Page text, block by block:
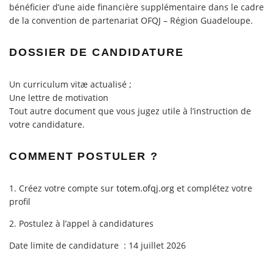
bénéficier d’une aide financière supplémentaire dans le cadre
de la convention de partenariat OFQJ – Région Guadeloupe.
DOSSIER DE CANDIDATURE
Un curriculum vitæ actualisé ;
Une lettre de motivation
Tout autre document que vous jugez utile à l’instruction de
votre candidature.
COMMENT POSTULER ?
1. Créez votre compte sur totem.ofqj.org et complétez votre
profil
2. Postulez à l’appel à candidatures
Date limite de candidature : 14 juillet 2026